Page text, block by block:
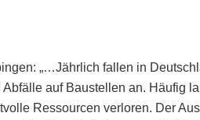
„…Jährlich fallen in
Abfälle auf Baustellen an. Häufig
Ressourcen verloren. Der